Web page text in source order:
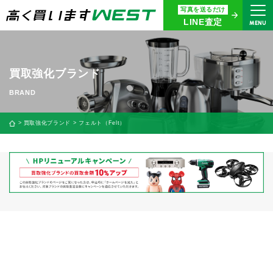
写真を送るだけ
LINE査定 MENU
まずはお気軽にお問い合わせ・
査定をご依頼ください
買取専用ダイヤル
0120-914-094
9:00〜18:30(年中無休)
24時間365日受付
買取に関する質問や相談もすぐにできて便利
簡単操作！LINE査定
買取強化ブランド
買取強化ブランド フェルト（Felt）